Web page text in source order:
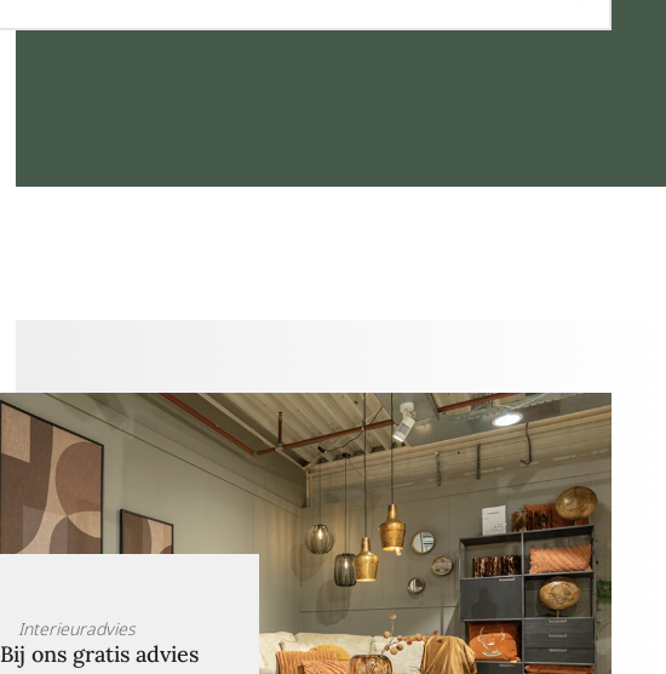
Interieuradvies
Bij ons gratis advies